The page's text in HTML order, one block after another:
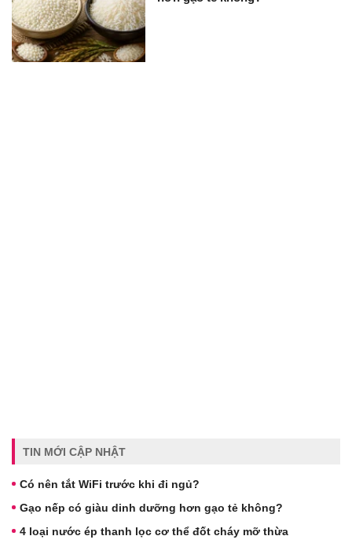
TIN MỚI CẬP NHẬT
Có nên tắt WiFi trước khi đi ngủ?
Gạo nếp có giàu dinh dưỡng hơn gạo tẻ không?
4 loại nước ép thanh lọc cơ thể đốt cháy mỡ thừa